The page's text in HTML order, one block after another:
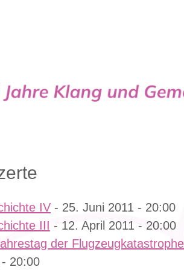
IV- 25. Juni 2011 - 20:00
III - 12. April 2011 - 20:00
der
20:00